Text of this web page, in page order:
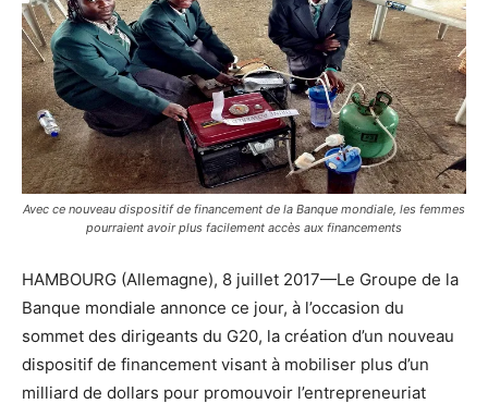
Avec ce nouveau dispositif de financement de la Banque mondiale, les femmes
pourraient avoir plus facilement accès aux financements
HAMBOURG (Allemagne), 8 juillet 2017—Le Groupe de la
Banque mondiale annonce ce jour, à l’occasion du
sommet des dirigeants du G20, la création d’un nouveau
dispositif de financement visant à mobiliser plus d’un
milliard de dollars pour promouvoir l’entrepreneuriat